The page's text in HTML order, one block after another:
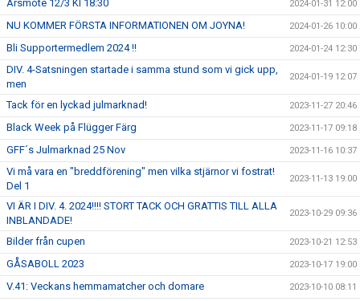
Årsmöte 12/3 Kl 18:30 2024-01-31 12:00
NU KOMMER FÖRSTA INFORMATIONEN OM JOYNA! 2024-01-26 10:00
Bli Supportermedlem 2024 !! 2024-01-24 12:30
DIV. 4-Satsningen startade i samma stund som vi gick upp,
men
2024-01-19 12:07
Tack för en lyckad julmarknad! 2023-11-27 20:46
Black Week på Flügger Färg 2023-11-17 09:18
GFF´s Julmarknad 25 Nov 2023-11-16 10:37
Vi må vara en "breddförening" men vilka stjärnor vi fostrat!
Del 1
2023-11-13 19:00
VI ÄR I DIV. 4. 2024!!!! STORT TACK OCH GRATTIS TILL ALLA
INBLANDADE!
2023-10-29 09:36
Bilder från cupen 2023-10-21 12:53
GÅSABOLL 2023 2023-10-17 19:00
V.41: Veckans hemmamatcher och domare 2023-10-10 08:11